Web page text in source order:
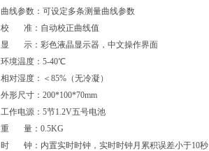
曲线参数：可设定多条测量曲线参数
校 准：自动校正曲线值
显 示：彩色液晶显示器，中文操作界面
环境温度：5-40℃
相对湿度：＜85%（无冷凝）
外形尺寸：200*100*70mm
工作电源：5节1.2V五号电池
重 量：0.5KG
时 钟：内置实时时钟，实时时钟月累积误差小于10秒